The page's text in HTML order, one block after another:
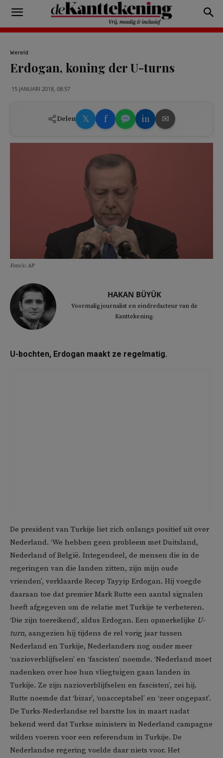
Wereld
Erdogan, koning der U-turns
15 JANUARI 2018, 08:57
Delen 𝕏 f in ✉
Foto's: AP
HAKAN BÜYÜK
Voormalig journalist en eindredacteur van de
Kanttekening.
U-bochten, Erdogan maakt ze regelmatig.
De president van Turkije liet zich onlangs positief uit over
Nederland. ‘We hebben geen probleem met Duitsland,
Nederland of België. Integendeel, de mensen die in de
regeringen van die landen zitten, zijn mijn oude
vrienden’, verklaarde Recep Tayyip Erdogan. Hij voegde
daaraan toe dat premier Mark Rutte een aantal signalen
heeft afgegeven om de relatie met Turkije te verbeteren.
‘Die zijn toereikend’, aldus Erdogan. Een opmerkelijke U-
turn, aangezien hij tijdens de rel vorig jaar tussen
Nederland en Turkije, Nederlanders nog onder meer
‘nazioverblijfselen’ en ‘fascisten’ noemde. ‘Nederland moet
nadenken over hoe hun vliegtuigen gaan landen in
Turkije. Ze zijn nazioverblijfselen en fascisten’, zei hij.
Rutte noemde dat ‘bizar’, ‘onacceptabel’ en ‘zeer ongepast’.
De Turks-Nederlandse rel barstte los in maart nadat
bekend werd dat Turkse ministers in Nederland campagne
wilden voeren voor een referendum in Turkije. De
Nederlandse regering voelde daar niets voor. Het